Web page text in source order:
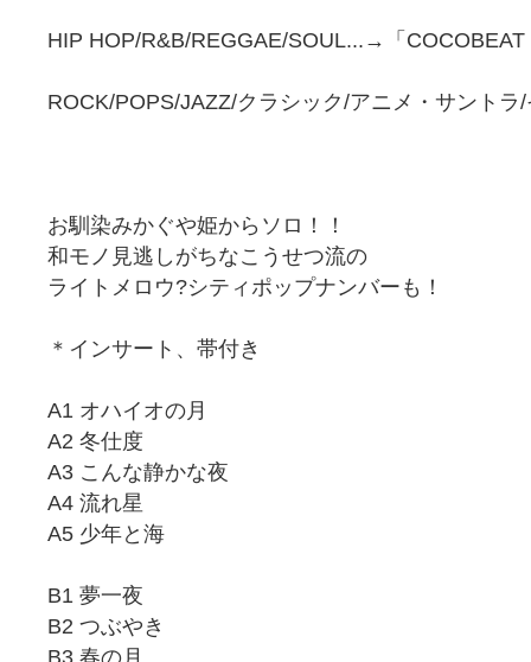
HIP HOP/R&B/REGGAE/SOUL...→「COCOBEAT
ROCK/POPS/JAZZ/クラシック/アニメ・サント
お馴染みかぐや姫からソロ！！
和モノ見逃しがちなこうせつ流の
ライトメロウ?シティポップナンバーも！
＊インサート、帯付き
A1 オハイオの月
A2 冬仕度
A3 こんな静かな夜
A4 流れ星
A5 少年と海
B1 夢一夜
B2 つぶやき
B3 春の月